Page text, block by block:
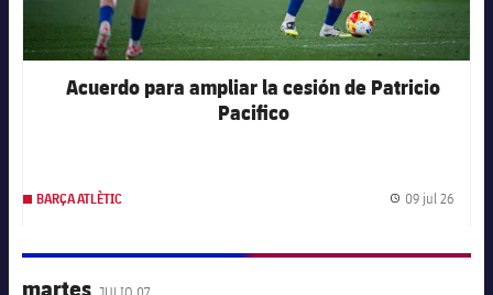
Acuerdo para ampliar la cesión de Patricio
Pacifico
BARÇA ATLÈTIC Fecha
09 jul 26
martes JULIO 07